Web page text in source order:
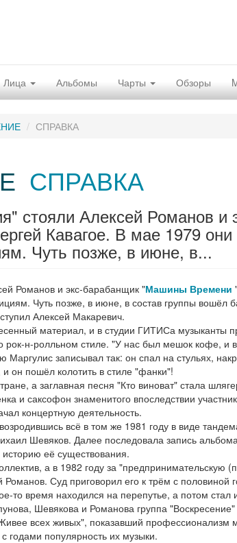
Лица Альбомы Чарты Обзоры
СПРАВКА
СПРАВКА
стояли Алексей Романов и
Кавагое. В мае 1979
Чуть позже, в июне, в...
Романов и экс-барабанщик "Машины Времени
Чуть позже, в июне, в состав группы вошёл
Алексей Макаревич.
материал, и в студии ГИТИСа музыканты
рок-н-ролльном стиле. "У нас был мешок кофе, и
записывал так: он спал на стульях,
он пошёл колотить в стиле "фанки"!
а заглавная песня "Кто виноват" стала
и саксофон знаменитого впоследствии
концертную деятельность.
всё в том же 1981 году в виде
Шевяков. Далее последовала запись
её существования.
а в 1982 году за "предпринимательскую
Романов. Суд приговорил его к трём с
то время находился на перепутье, а потом стал
Шевякова и Романова группа
всех живых", показавший профессионализм
годами популярность их музыки.